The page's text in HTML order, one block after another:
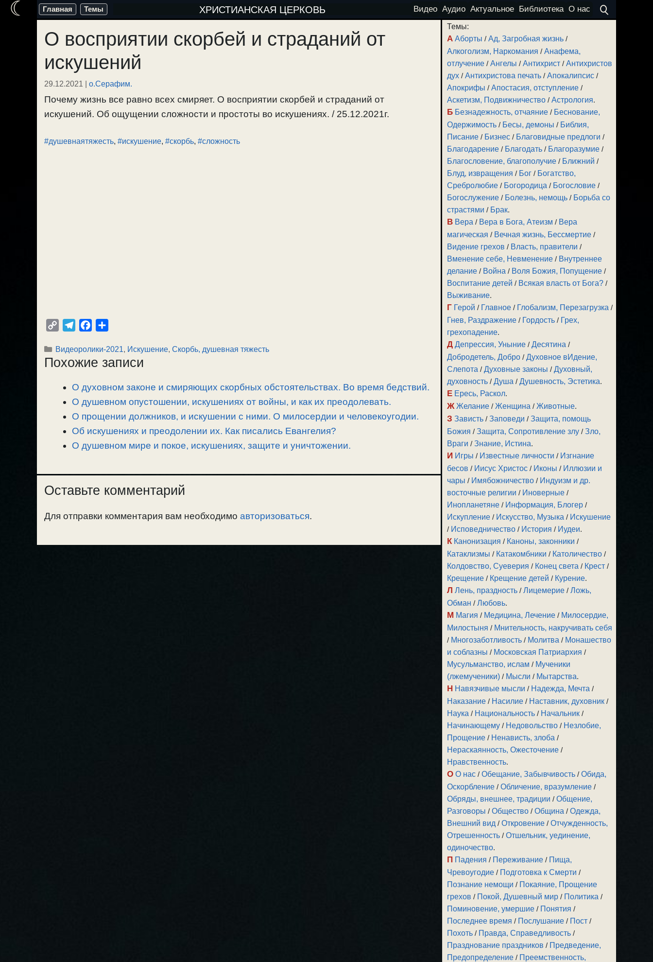
Перейти
содержимому
Главная Темы ХРИСТИАНСКАЯ ЦЕРКОВЬ Видео Аудио Актуальное Библиотека О нас
О восприятии скорбей и страданий от
искушений
29.12.2021 | о.Серафим.
Почему жизнь все равно всех смиряет. О восприятии скорбей и страданий от
искушений. Об ощущении сложности и простоты во искушениях. / 25.12.2021г.
#душевнаятяжесть, #искушение, #скорбь, #сложность
p
y
l
e
r
a
m
c
e
o
o
k
п
р
в
и
т
Рубрики
Видеоролики-2021, Искушение, Скорбь, душевная тяжесть
Похожие записи
О духовном законе и смиряющих скорбных обстоятельствах. Во время бедствий.
О душевном опустошении, искушениях от войны, и как их преодолевать.
О прощении должников, и искушении с ними. О милосердии и человекоугодии.
Об искушениях и преодолении их. Как писались Евангелия?
О душевном мире и покое, искушениях, защите и уничтожении.
Оставьте комментарий
Для отправки комментария вам необходимо авторизоваться.
Темы:
А Аборты /Ад, Загробная жизнь /
Алкоголизм, Наркомания /Анафема,
отлучение /Ангелы /Антихрист /Антихристов
дух /Антихристова печать /Апокалипсис /
Апокрифы /Апостасия, отступление /
Аскетизм, Подвижничество /Астрология.
Б Безнадежность, отчаяние / Беснование,
Одержимость / Бесы, демоны / Библия,
Писание / Бизнес / Благовидные предлоги /
Благодарение / Благодать / Благоразумие /
Благословение, благополучие / Ближний /
Блуд, извращения / Бог / Богатство,
Сребролюбие / Богородица / Богословие /
Богослужение / Болезнь, немощь / Борьба со
страстями / Брак.
В Вера / Вера в Бога, Атеизм / Вера
магическая / Вечная жизнь, Бессмертие /
Видение грехов / Власть, правители /
Вменение себе, Невменение / Внутреннее
делание / Война / Воля Божия, Попущение /
Воспитание детей / Всякая власть от Бога? /
Выживание.
Г Герой / Главное / Глобализм, Перезагрузка /
Гнев, Раздражение / Гордость / Грех,
грехопадение.
Д Депрессия, Уныние /Десятина /
Добродетель, Добро /Духовное вИдение,
Слепота /Духовные законы /Духовный,
духовность /Душа /Душевность, Эстетика.
Е Ересь, Раскол.
Ж Желание /Женщина /Животные.
З Зависть /Заповеди /Защита, помощь
Божия /Защита, Сопротивление злу /Зло,
Враги /Знание, Истина.
И Игры / Известные личности / Изгнание
бесов / Иисус Христос / Иконы / Иллюзии и
чары / Имябожничество / Индуизм и др.
восточные религии / Иноверные /
Инопланетяне / Информация, Блогер /
Искупление / Искусство, Музыка / Искушение
/ Исповедничество / История / Иудеи.
К Канонизация / Каноны, законники /
Катаклизмы / Катакомбники / Католичество /
Колдовство, Суеверия / Конец света / Крест /
Крещение / Крещение детей / Курение.
Л Лень, праздность /Лицемерие /Ложь,
Обман /Любовь.
М Магия / Медицина, Лечение / Милосердие,
Милостыня / Мнительность, накручивать себя
/ Многозаботливость / Молитва / Монашество
и соблазны / Московская Патриархия /
Мусульманство, ислам / Мученики
(лжемученики) / Мысли / Мытарства.
Н Навязчивые мысли / Надежда, Мечта /
Наказание / Насилие / Наставник, духовник /
Наука / Национальность / Начальник /
Начинающему / Недовольство / Незлобие,
Прощение / Ненависть, злоба /
Нераскаянность, Ожесточение /
Нравственность.
О О нас /Обещание, Забывчивость /Обида,
Оскорбление /Обличение, вразумление /
Обряды, внешнее, традиции /Общение,
Разговоры /Общество /Община /Одежда,
Внешний вид /Откровение /Отчужденность,
Отрешенность /Отшельник, уединение,
одиночество.
П Падения / Переживание / Пища,
Чревоугодие / Подготовка к Смерти /
Познание немощи / Покаяние, Прощение
грехов / Покой, Душевный мир / Политика /
Поминовение, умершие / Понятия /
Последнее время / Послушание / Пост /
Похоть / Правда, Справедливость /
Празднование праздников / Предведение,
Предопределение / Преемственность,
☾